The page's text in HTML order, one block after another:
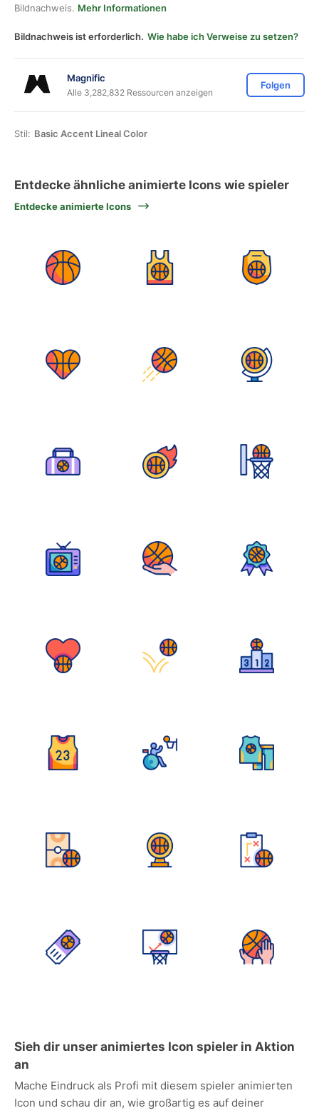
Bildnachweis. Mehr Informationen
Bildnachweis ist erforderlich. Wie habe ich Verweise zu setzen?
Magnific
Alle 3,282,832 Ressourcen anzeigen
Folgen
Stil: Basic Accent Lineal Color
Entdecke ähnliche animierte Icons wie spieler
Entdecke animierte Icons
Sieh dir unser animiertes Icon spieler in Aktion
an
Mache Eindruck als Profi mit diesem spieler animierten
Icon und schau dir an, wie großartig es auf deiner